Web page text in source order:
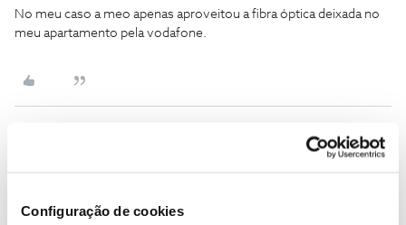
Configuração de cookies
No meu caso a meo apenas aproveitou a fibra óptica deixada no
meu apartamento pela vodafone.
Forum|Forum|6 years ago
Para analisarmos a situação, pedimos que nos envie uma